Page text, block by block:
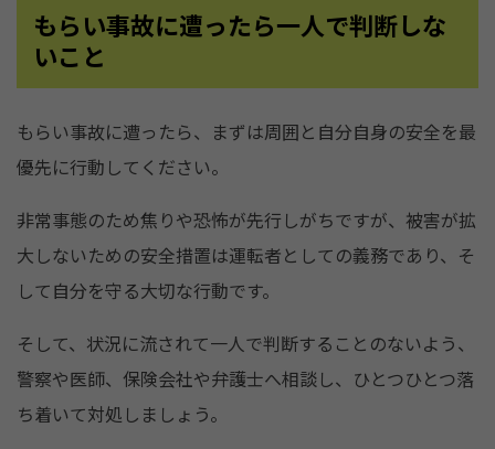
もらい事故に遭ったら一人で判断しな
いこと
もらい事故に遭ったら、まずは周囲と自分自身の安全を最
優先に行動してください。
非常事態のため焦りや恐怖が先行しがちですが、被害が拡
大しないための安全措置は運転者としての義務であり、そ
して自分を守る大切な行動です。
そして、状況に流されて一人で判断することのないよう、
警察や医師、保険会社や弁護士へ相談し、ひとつひとつ落
ち着いて対処しましょう。